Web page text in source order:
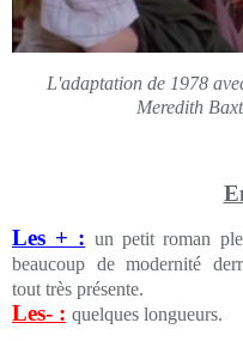
L'adaptation de 1978
Meredith
Les + : un petit roman
beaucoup de modernité
tout très présente.
Les- : quelques longueurs.